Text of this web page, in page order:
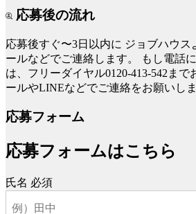
応募後の流れ
応募後すぐ〜3日以内に ジョブハウス
ールなどでご連絡します。
もし電話
は、フリーダイヤル0120-413-542まで
ールやLINEなどでご連絡をお願いしま
応募フォーム
応募フォームはこちら
氏名 必須